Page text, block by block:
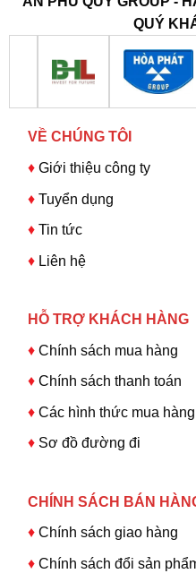
QUÝ
VỀ CHÚNG TÔI
♦ Giới thiệu công ty
♦Tuyển dụng
♦ Tin tức
♦ Liên hệ
HỖ TRỢ KHÁCH HÀNG
♦Chính sách mua hàng
♦ Chính sách thanh toán
♦ Các hình thức mua hàng
♦ Sơ đồ đường đi
CHÍNH SÁCH BÁN
♦ Chính sách giao hàng
♦ Chính sách đổi sản